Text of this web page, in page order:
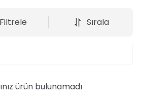
Filtrele Sırala
ürün bulunamadı